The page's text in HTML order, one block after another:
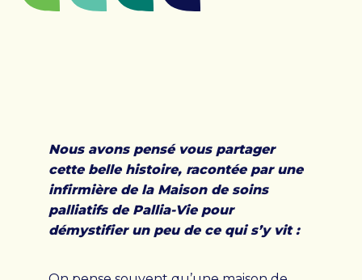
FONDATION
Campagne majeure de financement
Nous avons pensé vous partager
cette belle histoire, racontée par une
infirmière de la Maison de soins
palliatifs de Pallia-Vie pour
démystifier un peu de ce qui s’y vit :